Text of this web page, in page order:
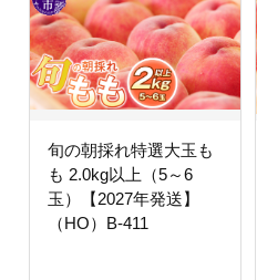
旬の朝採れ特選大玉も
も 2.0kg以上（5～6
玉）【2027年発送】
（HO）B-411